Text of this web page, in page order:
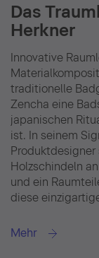
Das
Herkner
Innovative
traditionelle
Zencha eine
japanischen
ist. In seinem
Holzschindeln
und ein
diese
Mehr